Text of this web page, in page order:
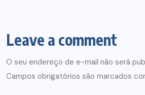
Leave a comment
O seu endereço de e-mail não será
Campos obrigatórios são marcados